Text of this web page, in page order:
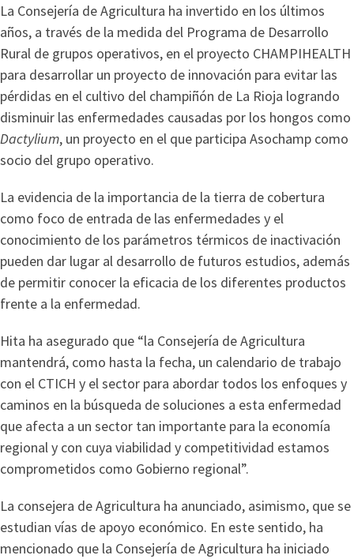
La Consejería de Agricultura ha invertido en los últimos
años, a través de la medida del Programa de Desarrollo
Rural de grupos operativos, en el proyecto CHAMPIHEALTH
para desarrollar un proyecto de innovación para evitar las
pérdidas en el cultivo del champiñón de La Rioja logrando
disminuir las enfermedades causadas por los hongos como
Dactylium, un proyecto en el que participa Asochamp como
socio del grupo operativo.
La evidencia de la importancia de la tierra de cobertura
como foco de entrada de las enfermedades y el
conocimiento de los parámetros térmicos de inactivación
pueden dar lugar al desarrollo de futuros estudios, además
de permitir conocer la eficacia de los diferentes productos
frente a la enfermedad.
Hita ha asegurado que “la Consejería de Agricultura
mantendrá, como hasta la fecha, un calendario de trabajo
con el CTICH y el sector para abordar todos los enfoques y
caminos en la búsqueda de soluciones a esta enfermedad
que afecta a un sector tan importante para la economía
regional y con cuya viabilidad y competitividad estamos
comprometidos como Gobierno regional”.
La consejera de Agricultura ha anunciado, asimismo, que se
estudian vías de apoyo económico. En este sentido, ha
mencionado que la Consejería de Agricultura ha iniciado